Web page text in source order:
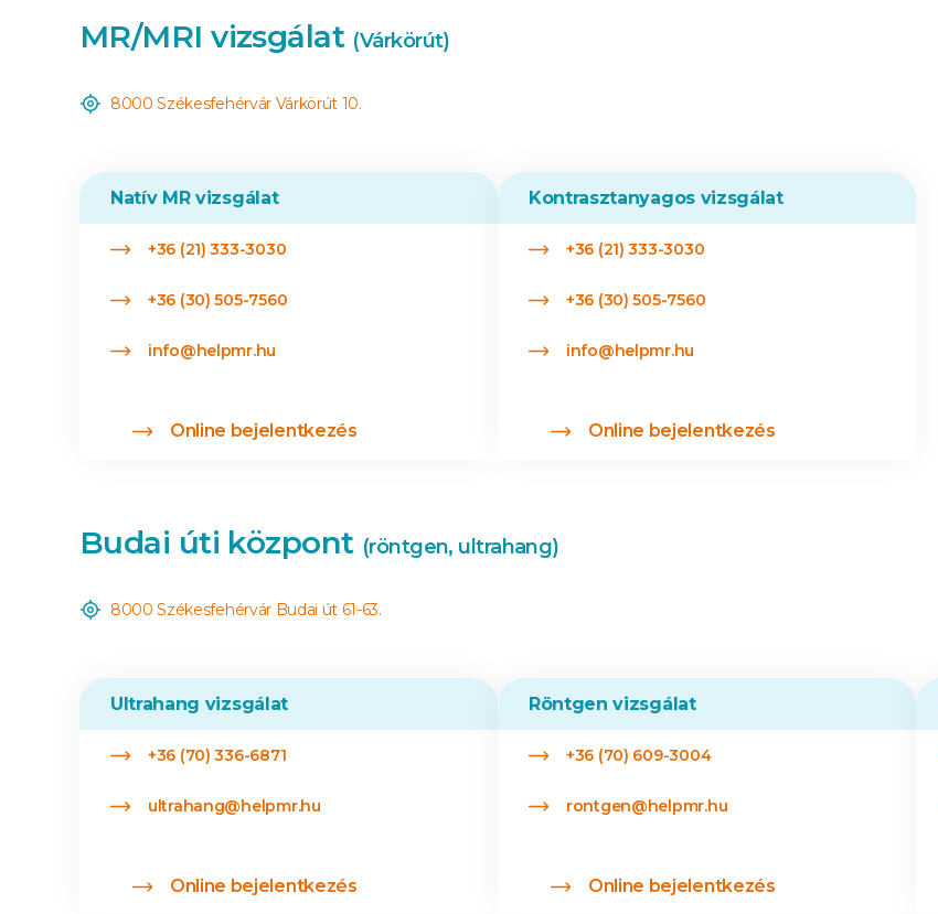
MR/MRI vizsgálat (Várkörút)
8000 Székesfehérvár Várkörút 10.
Natív MR vizsgálat
+36 (21) 333-3030
+36 (30) 505-7560
info@helpmr.hu
Online bejelentkezés
Kontrasztanyagos vizsgálat
+36 (21) 333-3030
+36 (30) 505-7560
info@helpmr.hu
Online bejelentkezés
Budai úti központ (röntgen, ultrahang)
8000 Székesfehérvár Budai út 61-63.
Ultrahang vizsgálat
+36 (70) 336-6871
ultrahang@helpmr.hu
Online bejelentkezés
Röntgen vizsgálat
+36 (70) 609-3004
rontgen@helpmr.hu
Online bejelentkezés